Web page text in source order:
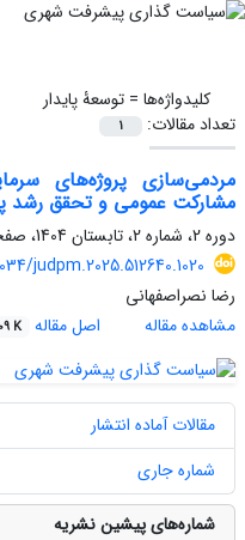
کلیدواژه‌ها =توسعۀ پایدار
تعداد مقالات:
1
مردمی‌سازی پروژه‌های
مشارکت عمومی و تحقق رشد
دوره 2، شماره 2، تابستان 1404، صفحه
judpm.2025.512640.1020
رضا نصراصفهانی
مشاهده مقاله
اصل مقاله K
مقالات آماده انتشار
شماره جاری
شماره‌های پیشین نشریه